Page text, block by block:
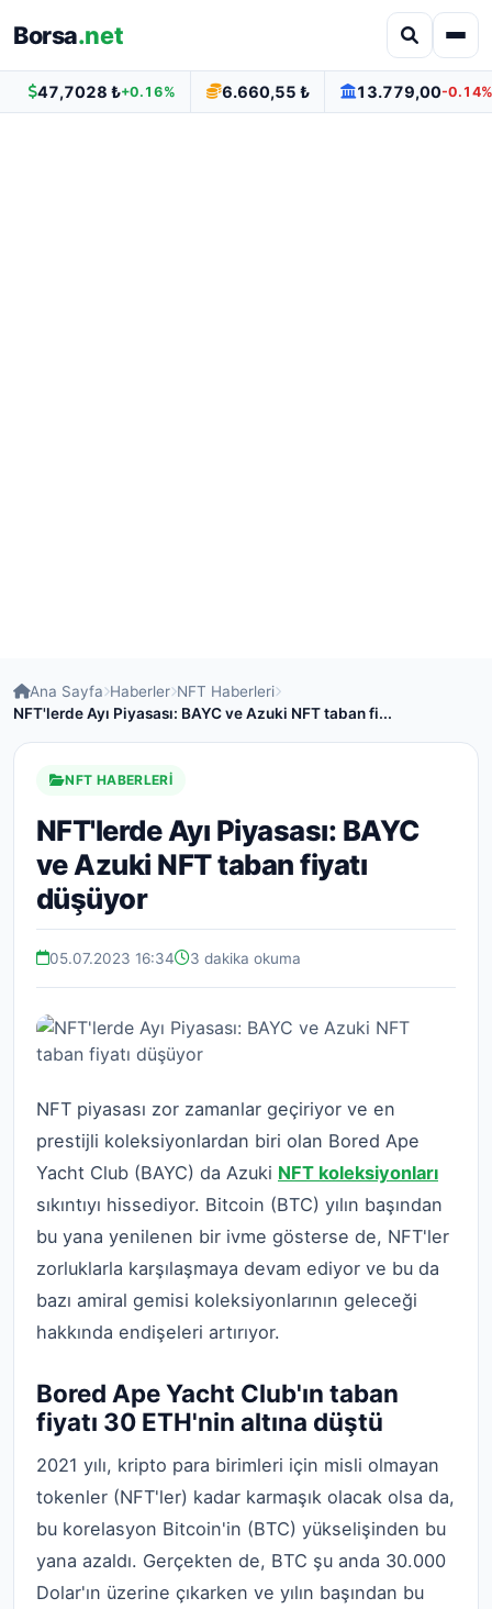
Borsa.net
47,7028 ₺+0.16% 6.660,55 ₺ 13.779,00-0.14%
Ana Sayfa Haberler NFT Haberleri
NFT'lerde Ayı Piyasası: BAYC ve Azuki NFT taban fi...
NFT HABERLERI
NFT'lerde Ayı Piyasası: BAYC
ve Azuki NFT taban fiyatı
düşüyor
05.07.2023 16:34 3 dakika okuma
NFT piyasası zor zamanlar geçiriyor ve en
prestijli koleksiyonlardan biri olan Bored Ape
Yacht Club (BAYC) da Azuki NFT koleksiyonları
sıkıntıyı hissediyor. Bitcoin (BTC) yılın başından
bu yana yenilenen bir ivme gösterse de, NFT'ler
zorluklarla karşılaşmaya devam ediyor ve bu da
bazı amiral gemisi koleksiyonlarının geleceği
hakkında endişeleri artırıyor.
Bored Ape Yacht Club'ın taban
fiyatı 30 ETH'nin altına düştü
2021 yılı, kripto para birimleri için misli olmayan
tokenler (NFT'ler) kadar karmaşık olacak olsa da,
bu korelasyon Bitcoin'in (BTC) yükselişinden bu
yana azaldı. Gerçekten de, BTC şu anda 30.000
Dolar'ın üzerine çıkarken ve yılın başından bu